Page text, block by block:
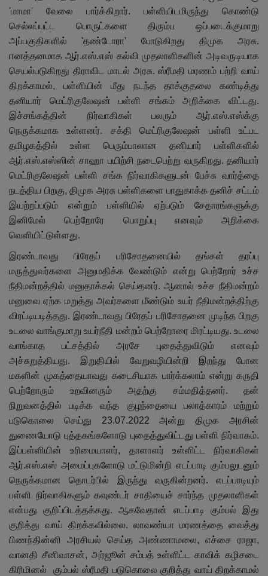
'மாமா' வேலை பார்க்கிறார். பள்ளியிடமிருந்து கொண்டு
செல்லப்பட்ட பொருட்களை திரும்ப ஒப்படைக்குமாறு
அப்பகுதிகளில் 'தண்டோரா' போடுகிறது திமுக அரசு.
ஈனத்தனமாக ஆர்.எஸ்.எஸ் கல்வி முதலாளிகளின் அடிவருடியாக
செயல்படுகிறது திராவிட மாடல் அரசு. ஸ்ரீமதி மரணம் பற்றி வாய்
திறக்காமல், பள்ளியின் மீது நடந்த தாக்குதலை கண்டித்து
தனியார் மெட்ரிகுலேஷன் பள்ளி சங்கம் அறிக்கை விட்டது.
இச்சங்கத்தின் நிர்வாகிகள் பலரும் ஆர்.எஸ்.எஸ்க்கு
நெருக்கமாக உள்ளனர். சக்தி மெட்ரிகுலேஷன் பள்ளி உட்பட
தமிழகத்தில் உள்ள பெரும்பாலான தனியார் பள்ளிகளில்
ஆர்.எஸ்.எஸ்ஸின் சாஹா பயிற்சி நடைபெற்று வருகிறது. தனியார்
மெட்ரிகுலேஷன் பள்ளி சங்க நிர்வாகிகளுடன் பேச்சு வார்த்தை
நடத்திய பிறகு,திமுக அரசு பள்ளிகளை பாதுகாக்க தனிச் சட்டம்
இயற்றப்படும் என்றும் பள்ளியில் ஏற்படும் சேதாரங்களுக்கு
இனிமேல் பெற்றோரே பொறுப்பு எனவும் அறிக்கை
வெளியிட்டுள்ளது.
இரண்டாவது பிரேதப் பரிசோதனையில் தங்கள் தரப்பு
மருத்துவர்களை அனுமதிக்க வேண்டும் என்று பெற்றோர் உச்ச
நீதிமன்றத்தில் மனுதாக்கல் செய்தனர். ஆனால் உச்ச நீதிமன்றம்
மனுவை ஏற்க மறுத்து அவர்களை மீண்டும் உயர் நீதிமன்றத்திற்கு
விரட்டியடித்தது. இரண்டாவது பிரேதப் பரிசோதனை முடிந்த பிறகு
உடலை வாங்குமாறு உயர்நீதி மன்றம் பெற்றோரை மிரட்டியது. உடலை
வாங்காத பட்சத்தில் அரசே புதைத்துவிடும் எனவும்
அச்சுறுத்தியது. இறுதியில் வேறுவழியின்றி இறந்து போன
மகளின் முகத்தையாவது கடைசியாக பார்க்கலாம் என்று கருதி
பெற்றோரும் உறவினரும் அதற்கு சம்மதித்தனர். தன்
நிறுவனத்தில் படிக்க வந்த குழந்தையை பலாத்காரம் மற்றும்
படுகொலை செய்து 23.07.2022 அன்று திமுக அரசின்
துணையோடு புத்தகங்களோடு புதைத்துவிட்டது பள்ளி நிர்வாகம்.
இப்பள்ளியின் உரிமையாளர், தாளாளர் உள்ளிட்ட நிர்வாகிகள்
ஆர்.எஸ்.எஸ் அமைப்புகளோடு மட்டுமின்றி எடப்பாடி கும்பலுடனும்
நெருக்கமான தொடர்பில் இருந்து வருகின்றனர். எடப்பாடியும்
பள்ளி நிர்வாகிகளும் கவுண்டர் சாதியைச் சார்ந்த முதலாளிகள்
என்பது குறிப்பிடத்தக்கது. ஆகவேதான் எடப்பாடி கும்பல் இது
குறித்து வாய் திறக்கவில்லை. லாவண்யா மரணத்தை வைத்து
பிணந்தின்னி அரசியல் செய்த அண்ணாமலை, எச்சை ராஜா,
வானதி சீனிவாசன், அர்ஜூன் சம்பத் உள்ளிட்ட காவிக் கழிசடை
கிரிமினல் கும்பல் ஸ்ரீமதி படுகொலை குறித்து வாய் திறக்காமல்